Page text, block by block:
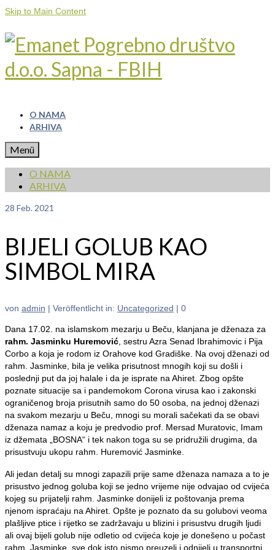
Skip to Main Content
O NAMA
ARHIVA
Menü
O NAMA
ARHIVA
28 Feb. 2021
BIJELI GOLUB KAO
SIMBOL MIRA
von admin | Veröffentlicht in: Uncategorized | 0
Dana 17.02. na islamskom mezarju u Beču, klanjana je dženaza za
rahm. Jasminku Huremović , sestru Azra Senad Ibrahimovic i Pija
Corbo a koja je rodom iz Orahove kod Gradiške. Na ovoj dženazi od
rahm. Jasminke, bila je velika prisutnost mnogih koji su došli i
poslednji put da joj halale i da je isprate na Ahiret. Zbog opšte
poznate situacije sa i pandemokom Corona virusa kao i zakonski
ograničenog broja prisutnih samo do 50 osoba, na jednoj dženazi
na svakom mezarju u Beču, mnogi su morali sačekati da se obavi
dženaza namaz a koju je predvodio prof. Mersad Muratovic, Imam
iz džemata „BOSNA“ i tek nakon toga su se pridružili drugima, da
prisustvuju ukopu rahm. Huremović Jasminke.
Ali jedan detalj su mnogi zapazili prije same dženaza namaza a to je
prisustvo jednog goluba koji se jedno vrijeme nije odvajao od cvijeća
kojeg su prijatelji rahm. Jasminke donijeli iz poštovanja prema
njenom ispraćaju na Ahiret. Opšte je poznato da su golubovi veoma
plašljive ptice i rijetko se zadržavaju u blizini i prisustvu drugih ljudi
ali ovaj bijeli golub nije odletio od cvijeća koje je donešeno u počast
rahm. Jasminke, sve dok isto nismo preuzeli i odnijeli u transportni